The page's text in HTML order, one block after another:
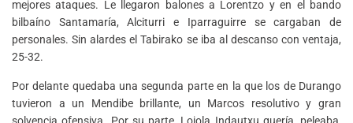
mejores ataques. Le llegaron balones a Lorentzo y en el bando
bilbaíno Santamaría, Alciturri e Iparraguirre se cargaban de
personales. Sin alardes el Tabirako se iba al descanso con ventaja,
25-32.
Por delante quedaba una segunda parte en la que los de Durango
tuvieron a un Mendibe brillante, un Marcos resolutivo y gran